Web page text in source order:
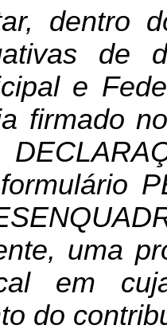
dentro
de
e
firmado
uma
em
do